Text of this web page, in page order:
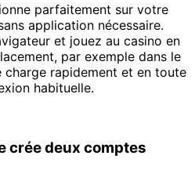
parfaitement sur votre
application nécessaire.
et jouez au casino en
par exemple dans le
charge rapidement et en toute
habituelle.
crée deux comptes